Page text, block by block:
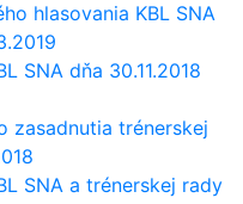
hlasovania KBL SNA
SNA dňa 30.11.2018
zasadnutia trénerskej
SNA a trénerskej rady